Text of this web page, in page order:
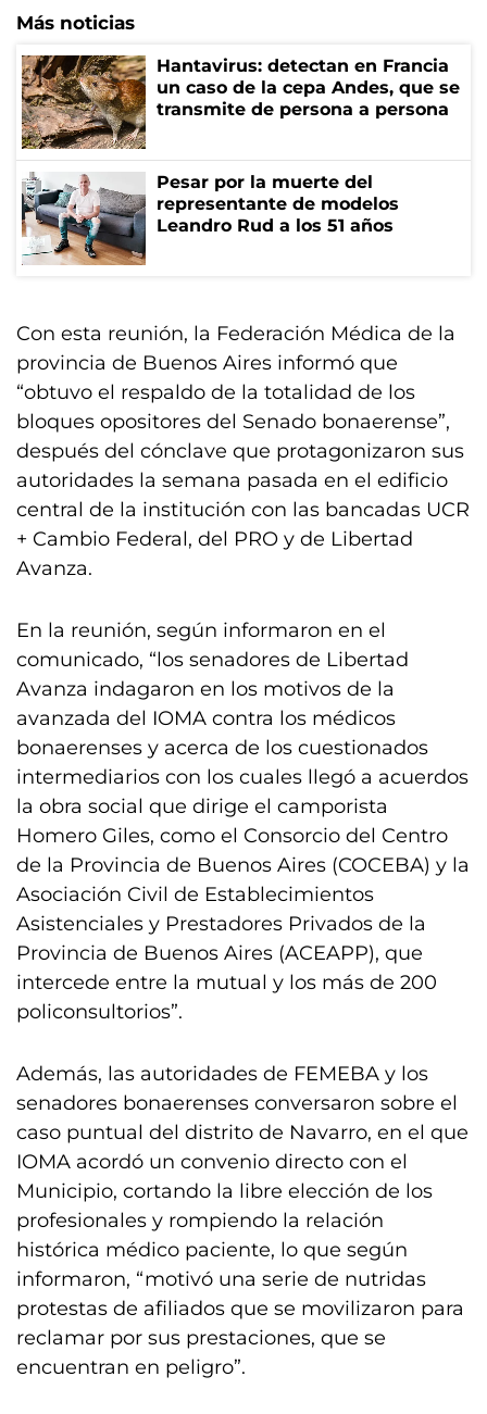
Más noticias
Hantavirus: detectan en Francia
un caso de la cepa Andes, que se
transmite de persona a persona
Pesar por la muerte del
representante de modelos
Leandro Rud a los 51 años
Con esta reunión, la Federación Médica de la
provincia de Buenos Aires informó que
“obtuvo el respaldo de la totalidad de los
bloques opositores del Senado bonaerense”,
después del cónclave que protagonizaron sus
autoridades la semana pasada en el edificio
central de la institución con las bancadas UCR
+ Cambio Federal, del PRO y de Libertad
Avanza.
En la reunión, según informaron en el
comunicado, “los senadores de Libertad
Avanza indagaron en los motivos de la
avanzada del IOMA contra los médicos
bonaerenses y acerca de los cuestionados
intermediarios con los cuales llegó a acuerdos
la obra social que dirige el camporista
Homero Giles, como el Consorcio del Centro
de la Provincia de Buenos Aires (COCEBA) y la
Asociación Civil de Establecimientos
Asistenciales y Prestadores Privados de la
Provincia de Buenos Aires (ACEAPP), que
intercede entre la mutual y los más de 200
policonsultorios”.
Además, las autoridades de FEMEBA y los
senadores bonaerenses conversaron sobre el
caso puntual del distrito de Navarro, en el que
IOMA acordó un convenio directo con el
Municipio, cortando la libre elección de los
profesionales y rompiendo la relación
histórica médico paciente, lo que según
informaron, “motivó una serie de nutridas
protestas de afiliados que se movilizaron para
reclamar por sus prestaciones, que se
encuentran en peligro”.